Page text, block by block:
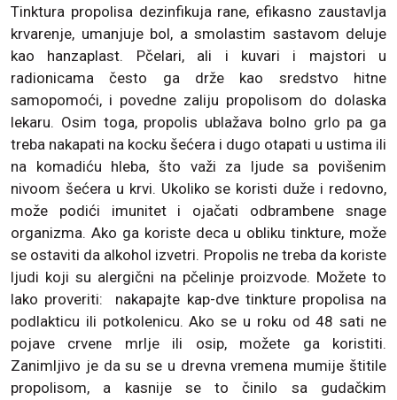
Tinktura propolisa dezinfikuja rane, efikasno zaustavlja
krvarenje, umanjuje bol, a smolastim sastavom deluje
kao hanzaplast. Pčelari, ali i kuvari i majstori u
radionicama često ga drže kao sredstvo hitne
samopomoći, i povedne zaliju propolisom do dolaska
lekaru. Osim toga, propolis ublažava bolno grlo pa ga
treba nakapati na kocku šećera i dugo otapati u ustima ili
na komadiću hleba, što važi za ljude sa povišenim
nivoom šećera u krvi. Ukoliko se koristi duže i redovno,
može podići imunitet i ojačati odbrambene snage
organizma. Ako ga koriste deca u obliku tinkture, može
se ostaviti da alkohol izvetri. Propolis ne treba da koriste
ljudi koji su alergični na pčelinje proizvode. Možete to
lako proveriti: nakapajte kap-dve tinkture propolisa na
podlakticu ili potkolenicu. Ako se u roku od 48 sati ne
pojave crvene mrlje ili osip, možete ga koristiti.
Zanimljivo je da su se u drevna vremena mumije štitile
propolisom, a kasnije se to činilo sa gudačkim